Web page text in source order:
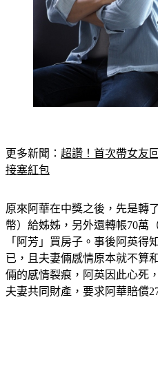
更多新聞： 超讚！首次帶女友
接塞紅包
原來阿華在中獎之後，先是轉
幣）給姊姊，另外還轉帳70萬
「阿芳」買房子。事後阿英得
已，且夫妻倆感情原本就不算
倆的感情裂痕，阿英因此心死
夫妻共同財產，要求阿華賠償